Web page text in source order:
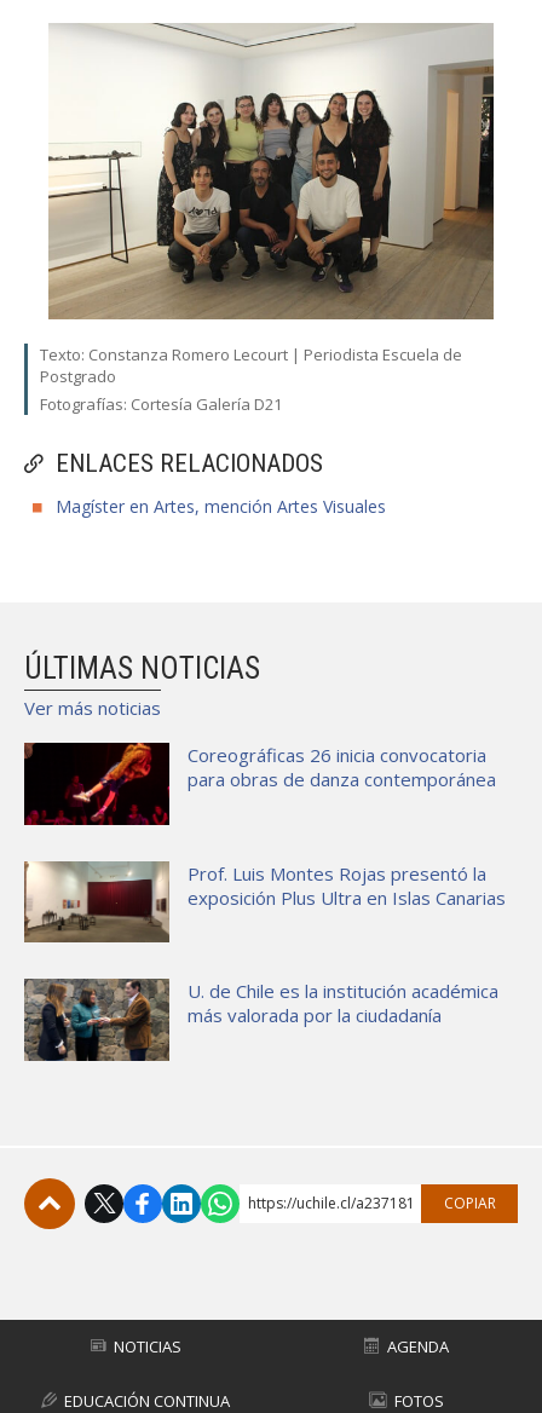
ENLACES RELACIONADOS
Magíster en Artes, mención Artes Visuales
Texto: Constanza Romero Lecourt | Periodista Escuela de
Postgrado
Fotografías: Cortesía Galería D21
ÚLTIMAS NOTICIAS
Ver más noticias
Coreográficas 26 inicia convocatoria
para obras de danza contemporánea
Prof. Luis Montes Rojas presentó la
exposición Plus Ultra en Islas Canarias
U. de Chile es la institución académica
más valorada por la ciudadanía
https://uchile.cl/a237181 COPIAR
NOTICIAS AGENDA
EDUCACIÓN CONTINUA FOTOS